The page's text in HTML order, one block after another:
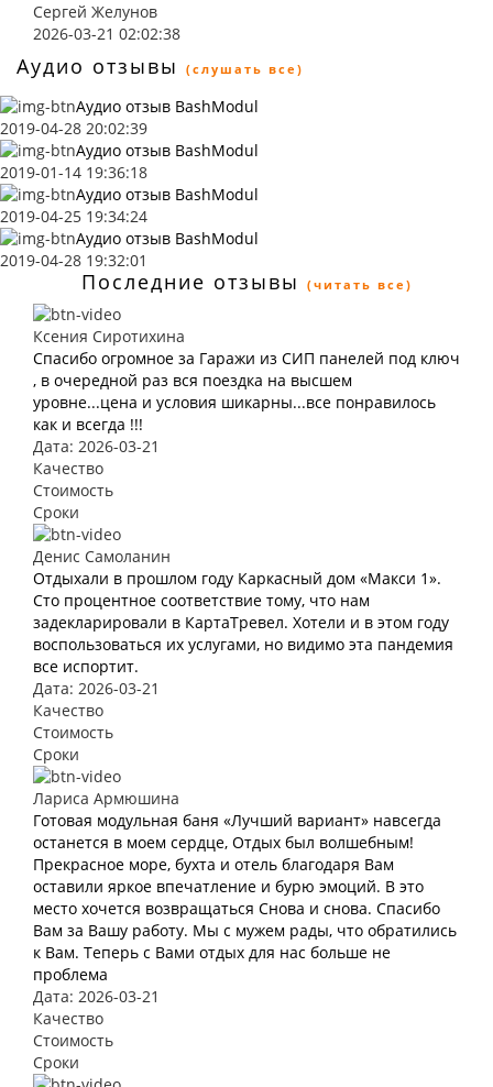
Сергей Желунов
2026-03-21 02:02:38
Аудио отзывы (слушать все)
Аудио отзыв BashModul
2019-04-28 20:02:39
Аудио отзыв BashModul
2019-01-14 19:36:18
Аудио отзыв BashModul
2019-04-25 19:34:24
Аудио отзыв BashModul
2019-04-28 19:32:01
Последние отзывы (читать все)
Ксения Сиротихина
Спасибо огромное за Гаражи из СИП панелей под ключ
, в очередной раз вся поездка на высшем
уровне...цена и условия шикарны...все понравилось
как и всегда !!!
Дата: 2026-03-21
Качество
Стоимость
Сроки
Денис Самоланин
Отдыхали в прошлом году Каркасный дом «Макси 1».
Сто процентное соответствие тому, что нам
задекларировали в КартаТревел. Хотели и в этом году
воспользоваться их услугами, но видимо эта пандемия
все испортит.
Дата: 2026-03-21
Качество
Стоимость
Сроки
Лариса Армюшина
Готовая модульная баня «Лучший вариант» навсегда
останется в моем сердце, Отдых был волшебным!
Прекрасное море, бухта и отель благодаря Вам
оставили яркое впечатление и бурю эмоций. В это
место хочется возвращаться Снова и снова. Спасибо
Вам за Вашу работу. Мы с мужем рады, что обратились
к Вам. Теперь с Вами отдых для нас больше не
проблема
Дата: 2026-03-21
Качество
Стоимость
Сроки